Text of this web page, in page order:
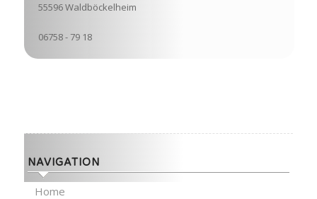
55596 Waldböckelheim
06758 - 79 18
NAVIGATION
Home